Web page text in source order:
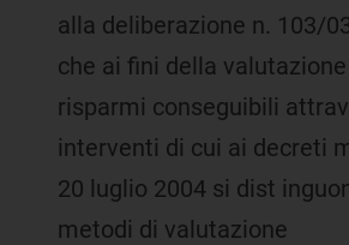
alla deliberazione n. 103/
che ai fini della
risparmi conseguibili
interventi di cui ai decreti
20 luglio 2004 si dist
metodi di valutazione